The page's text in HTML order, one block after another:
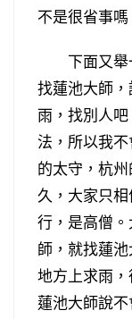
不是很省事
下面又舉一
找蓮池大師
雨，找別人
法，所以我
的太守，杭
久，大家只
行，是高僧
師，就找蓮
地方上求雨，
蓮池大師說